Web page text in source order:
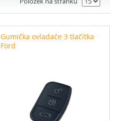
Gumička ovladače 3 tlačítka
Ford